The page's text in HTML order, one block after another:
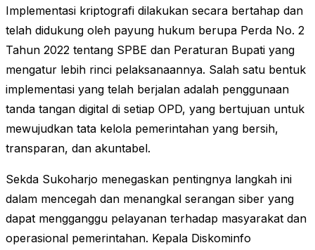
Implementasi kriptografi dilakukan secara bertahap dan
telah didukung oleh payung hukum berupa Perda No. 2
Tahun 2022 tentang SPBE dan Peraturan Bupati yang
mengatur lebih rinci pelaksanaannya. Salah satu bentuk
implementasi yang telah berjalan adalah penggunaan
tanda tangan digital di setiap OPD, yang bertujuan untuk
mewujudkan tata kelola pemerintahan yang bersih,
transparan, dan akuntabel​.
Sekda Sukoharjo menegaskan pentingnya langkah ini
dalam mencegah dan menangkal serangan siber yang
dapat mengganggu pelayanan terhadap masyarakat dan
operasional pemerintahan. Kepala Diskominfo